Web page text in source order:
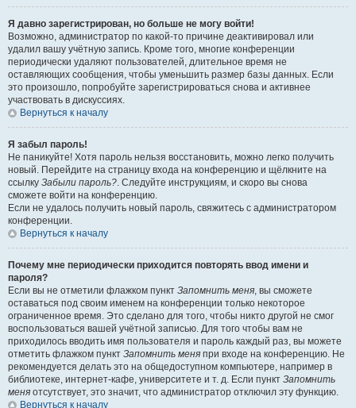
Я давно зарегистрирован, но больше не могу войти!
Возможно, администратор по какой-то причине деактивировал или
удалил вашу учётную запись. Кроме того, многие конференции
периодически удаляют пользователей, длительное время не
оставляющих сообщения, чтобы уменьшить размер базы данных. Если
это произошло, попробуйте зарегистрироваться снова и активнее
участвовать в дискуссиях.
Вернуться к началу
Я забыл пароль!
Не паникуйте! Хотя пароль нельзя восстановить, можно легко получить
новый. Перейдите на страницу входа на конференцию и щёлкните на
ссылку Забыли пароль?. Следуйте инструкциям, и скоро вы снова
сможете войти на конференцию.
Если не удалось получить новый пароль, свяжитесь с администратором
конференции.
Вернуться к началу
Почему мне периодически приходится повторять ввод имени и
пароля?
Если вы не отметили флажком пункт Запомнить меня, вы сможете
оставаться под своим именем на конференции только некоторое
ограниченное время. Это сделано для того, чтобы никто другой не смог
воспользоваться вашей учётной записью. Для того чтобы вам не
приходилось вводить имя пользователя и пароль каждый раз, вы можете
отметить флажком пункт Запомнить меня при входе на конференцию. Не
рекомендуется делать это на общедоступном компьютере, например в
библиотеке, интернет-кафе, университете и т. д. Если пункт Запомнить
меня отсутствует, это значит, что администратор отключил эту функцию.
Вернуться к началу